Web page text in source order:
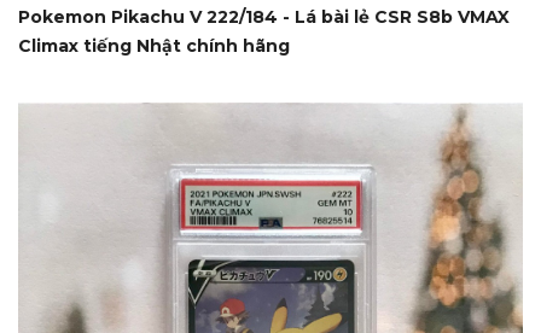
Pokemon Pikachu V 222/184 - Lá bài lẻ CSR S8b VMAX
Climax tiếng Nhật chính hãng